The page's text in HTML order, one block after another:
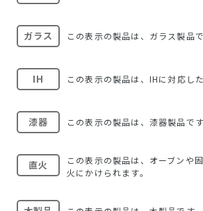
ガラス この表示の製品は、ガラス製品で
IH この表示の製品は、IHに対応した
漆器 この表示の製品は、漆器製品です
直火
この表示の製品は、オーブンや
火にかけられます。